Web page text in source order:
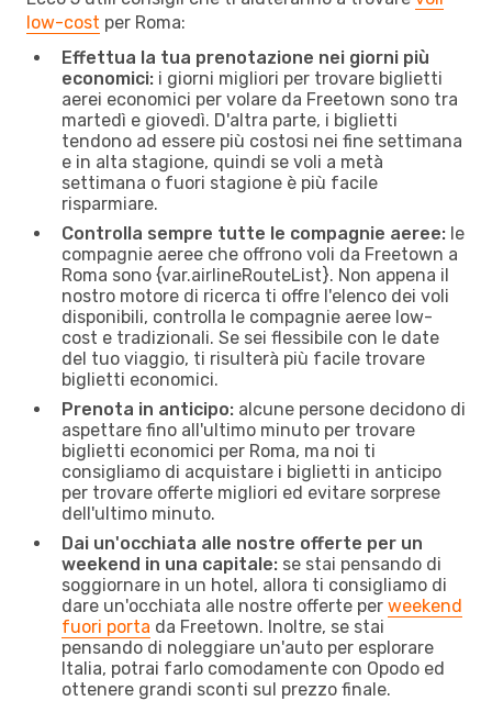
low-cost per Roma:
Effettua la tua prenotazione nei giorni più
economici: i giorni migliori per trovare biglietti
aerei economici per volare da Freetown sono tra
martedì e giovedì. D'altra parte, i biglietti
tendono ad essere più costosi nei fine settimana
e in alta stagione, quindi se voli a metà
settimana o fuori stagione è più facile
risparmiare.
Controlla sempre tutte le compagnie aeree: le
compagnie aeree che offrono voli da Freetown a
Roma sono {​var.airlineRouteList}. Non appena il
nostro motore di ricerca ti offre l'elenco dei voli
disponibili, controlla le compagnie aeree low-
cost e tradizionali. Se sei flessibile con le date
del tuo viaggio, ti risulterà più facile trovare
biglietti economici.
Prenota in anticipo: alcune persone decidono di
aspettare fino all'ultimo minuto per trovare
biglietti economici per Roma, ma noi ti
consigliamo di acquistare i biglietti in anticipo
per trovare offerte migliori ed evitare sorprese
dell'ultimo minuto.
Dai un'occhiata alle nostre offerte per un
weekend in una capitale: se stai pensando di
soggiornare in un hotel, allora ti consigliamo di
dare un'occhiata alle nostre offerte per weekend
fuori porta da Freetown. Inoltre, se stai
pensando di noleggiare un'auto per esplorare
Italia, potrai farlo comodamente con Opodo ed
ottenere grandi sconti sul prezzo finale.